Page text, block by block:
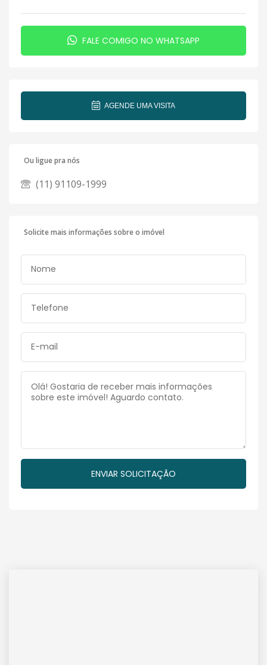
FALE COMIGO NO WHATSAPP
AGENDE UMA VISITA
Ou ligue pra nós
(11) 91109-1999
Solicite mais informações sobre o imóvel